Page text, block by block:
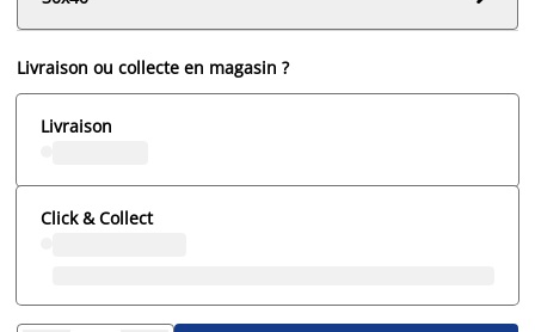
Livraison ou collecte en magasin ?
Livraison
Click & Collect